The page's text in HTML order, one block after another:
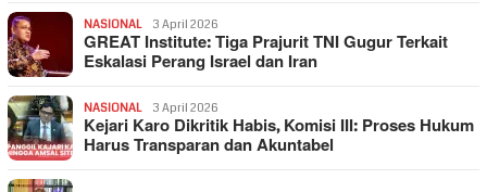
NASIONAL 3 April 2026
GREAT Institute: Tiga Prajurit TNI Gugur Terkait
Eskalasi Perang Israel dan Iran
NASIONAL 3 April 2026
Kejari Karo Dikritik Habis, Komisi III: Proses Hukum
Harus Transparan dan Akuntabel